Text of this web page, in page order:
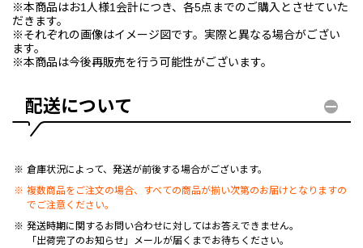
※本商品はお1人様1会計につき、各5点までのご購入とさせていた
だきます。
※それぞれの画像はイメージ図です。実際と異なる場合がござい
ます。
※本商品は今後再販売を行う可能性がございます。
配送について
倉庫状況によって、発送が前後する場合がございます。
複数商品をご注文の場合、すべての商品が揃い次第のお届けとなりますの
でご注意ください。
発送時期に関するお問い合わせに対してはお答えできません。
「出荷完了のお知らせ」メールが届くまでお待ちください。